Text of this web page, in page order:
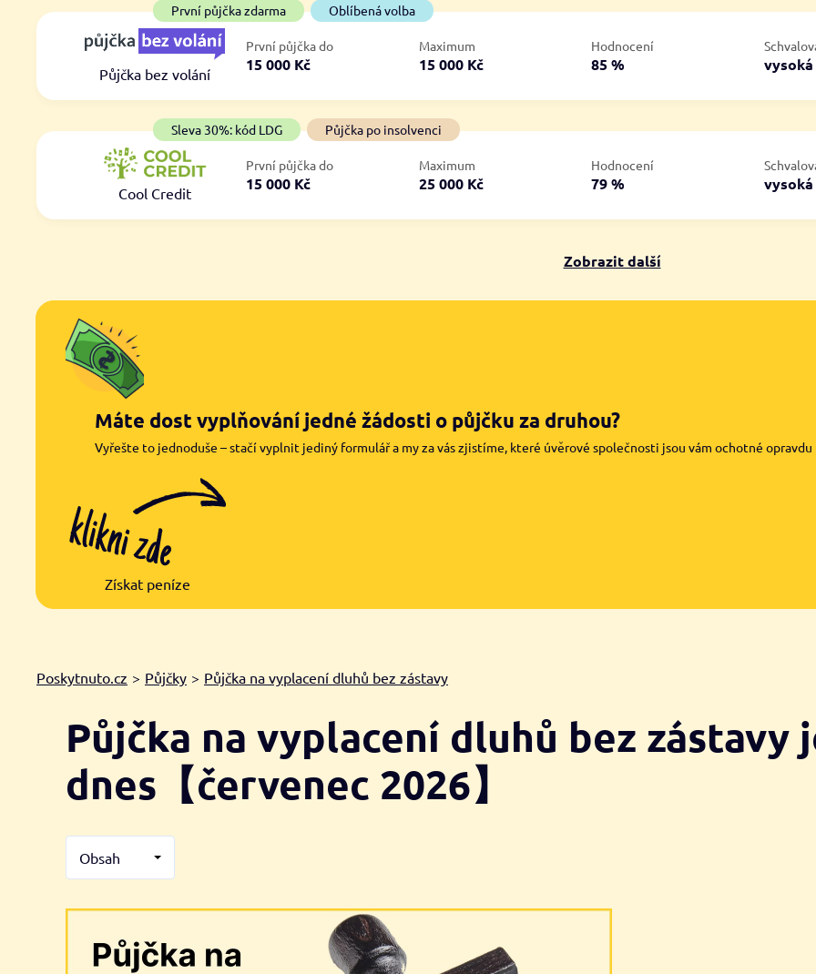
První půjčka zdarma Oblíbená volba
Půjčka bez volání
První půjčka do
15 000 Kč
Maximum
15 000 Kč
Hodnocení
85 % vysoká
Sleva 30%: kód LDG Půjčka po insolvenci
Cool Credit
První půjčka do
15 000 Kč
Maximum
25 000 Kč
Hodnocení
79 % vysoká
Zobrazit další
Máte dost vyplňování jedné žádosti o půjčku za druhou?
Vyřešte to jednoduše – stačí vyplnit jediný formulář a my za vás zjistíme, které úvěrové společnosti jsou vám ochotné
Získat peníze
Poskytnuto.cz > Půjčky > Půjčka na vyplacení dluhů bez zástavy
Půjčka na vyplacení dluhů bez zástavy
dnes【červenec 2026】
Obsah